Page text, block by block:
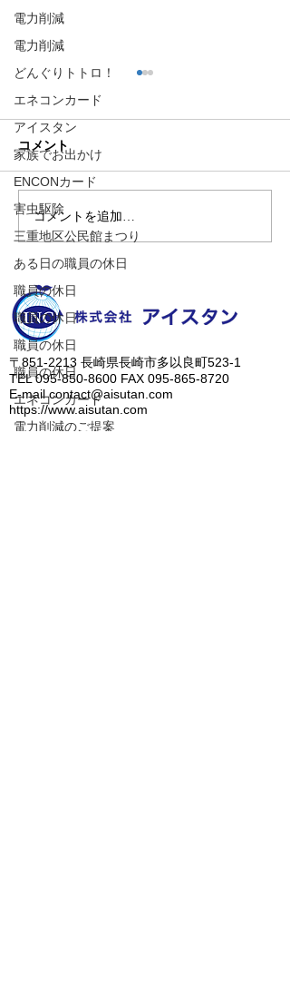
電力削減
電力削減
どんぐりトトロ！
エネコンカード
アイスタン
家族でお出かけ
ENCONカード
害虫駆除
三重地区公民館まつり
ある日の職員の休日
職員の休日
職員の休日
職員の休日
職員の休日
エネコンカード
電力削減のご提案
認知症について
コメント
コメントを追加…
​〒851-2213 長崎県長崎市多以良町523-1
TEL095-850-8600 FAX 095-865-8720
E-mailcontact@aisutan.com
https://www.aisutan.com